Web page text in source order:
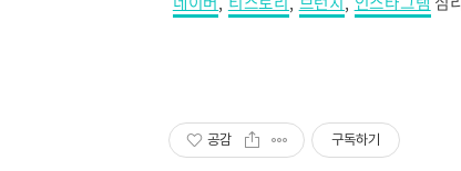
공감 구독하기